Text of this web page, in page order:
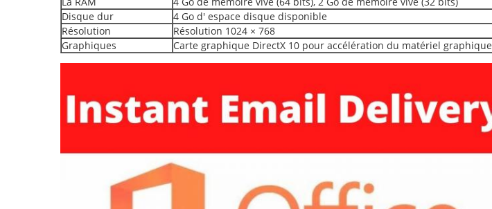
Disque dur
4 Go d' espace disque disponible
Résolution
Résolution 1024 × 768
Graphiques
Carte graphique DirectX 10 pour accélération du matériel graphique